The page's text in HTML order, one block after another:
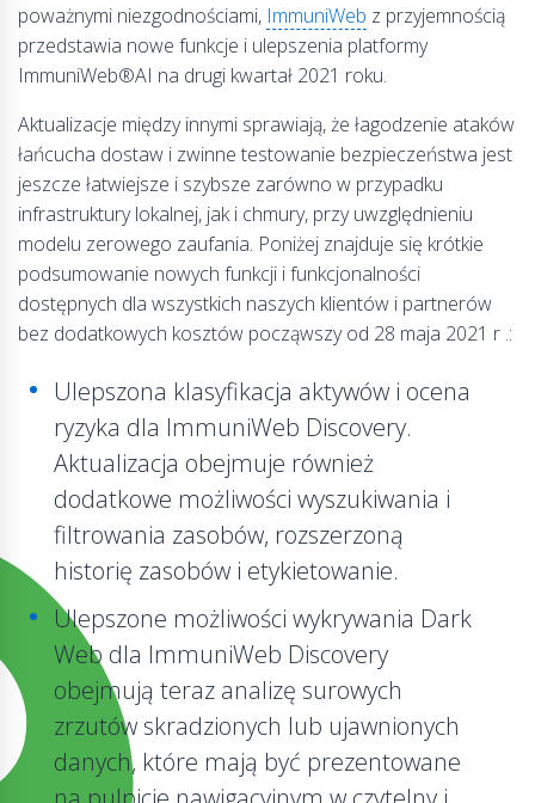
poważnymi niezgodnościami, ImmuniWeb z przyjemnością
przedstawia nowe funkcje i ulepszenia platformy
ImmuniWeb®AI na drugi kwartał 2021 roku.
Aktualizacje między innymi sprawiają, że łagodzenie ataków
łańcucha dostaw i zwinne testowanie bezpieczeństwa jest
jeszcze łatwiejsze i szybsze zarówno w przypadku
infrastruktury lokalnej, jak i chmury, przy uwzględnieniu
modelu zerowego zaufania. Poniżej znajduje się krótkie
podsumowanie nowych funkcji i funkcjonalności
dostępnych dla wszystkich naszych klientów i partnerów
bez dodatkowych kosztów począwszy od 28 maja 2021 r .:
Ulepszona klasyfikacja aktywów i ocena
ryzyka dla ImmuniWeb Discovery.
Aktualizacja obejmuje również
dodatkowe możliwości wyszukiwania i
filtrowania zasobów, rozszerzoną
historię zasobów i etykietowanie.
Ulepszone możliwości wykrywania Dark
Web dla ImmuniWeb Discovery
obejmują teraz analizę surowych
zrzutów skradzionych lub ujawnionych
danych, które mają być prezentowane